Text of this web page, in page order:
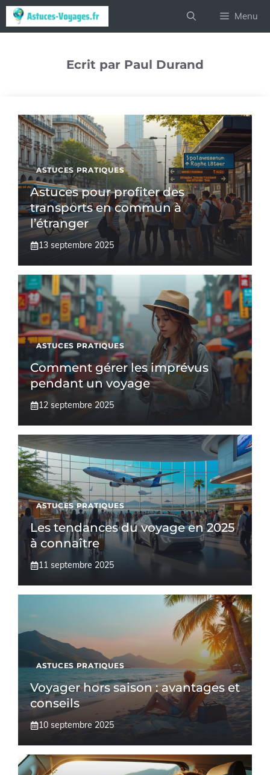
Aller
au
Menu
Ecrit par Paul Durand
ASTUCES PRATIQUES
Astuces pour profiter des
transports en commun à
l’étranger
13 septembre 2025
ASTUCES PRATIQUES
Comment gérer les imprévus
pendant un voyage
12 septembre 2025
ASTUCES PRATIQUES
Les tendances du voyage en 2025
à connaître
11 septembre 2025
ASTUCES PRATIQUES
Voyager hors saison : avantages et
conseils
10 septembre 2025